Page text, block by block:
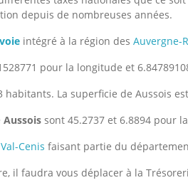
depuis de nombreuses années.
intégré à la région des Auvergne-
pour la longitude et
La superficie de Aussois
Aussois sont 45.2737 et 6.8894 pour
Val-Cenis faisant partie du
il faudra vous déplacer à la